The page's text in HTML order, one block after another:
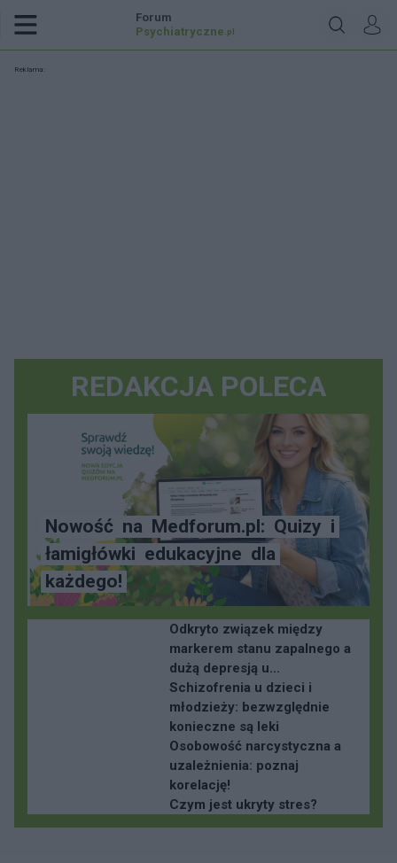
Forum
Psychiatryczne .pl
Reklama:
REDAKCJA POLECA
Nowość na Medforum.pl: Quizy i
łamigłówki edukacyjne dla
każdego!
Odkryto związek między
markerem stanu zapalnego a
dużą depresją u...
Schizofrenia u dzieci i
młodzieży: bezwzględnie
konieczne są leki
Osobowość narcystyczna a
uzależnienia: poznaj
korelację!
Czym jest ukryty stres?